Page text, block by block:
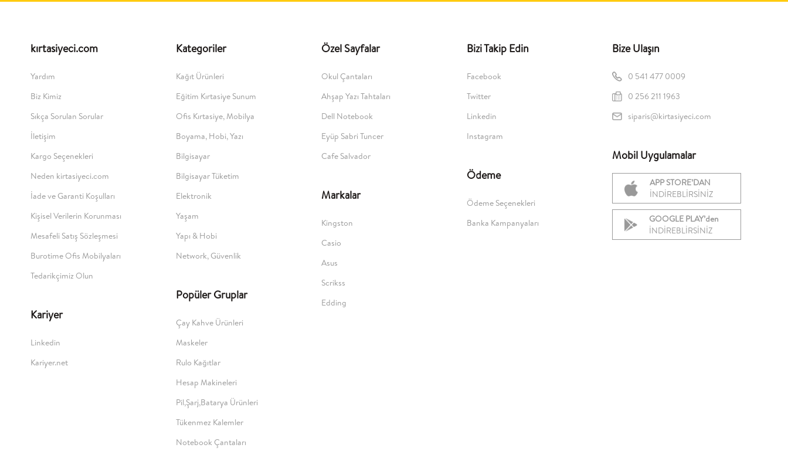
kırtasiyeci.com
Yardım
Biz Kimiz
Sıkça Sorulan Sorular
İletişim
Kargo Seçenekleri
Neden kirtasiyeci.com
İade ve Garanti Koşulları
Kişisel Verilerin Korunması
Mesafeli Satış Sözleşmesi
Burotime Ofis Mobilyaları
Tedarikçimiz Olun
Kariyer
Linkedin
Kariyer.net
Kategoriler
Kağıt Ürünleri
Eğitim Kırtasiye Sunum
Ofis Kırtasiye, Mobilya
Boyama, Hobi, Yazı
Bilgisayar
Bilgisayar Tüketim
Elektronik
Yaşam
Yapı & Hobi
Network, Güvenlik
Popüler Gruplar
Çay Kahve Ürünleri
Maskeler
Rulo Kağıtlar
Hesap Makineleri
Pil,Şarj,Batarya Ürünleri
Tükenmez Kalemler
Notebook Çantaları
Özel Sayfalar
Okul Çantaları
Ahşap Yazı Tahtaları
Dell Notebook
Eyüp Sabri Tuncer
Cafe Salvador
Markalar
Kingston
Casio
Asus
Scrikss
Edding
Bizi Takip Edin
Facebook
Twitter
Linkedin
Instagram
Ödeme
Ödeme Seçenekleri
Banka Kampanyaları
Bize Ulaşın
0 541 477 0009
0 256 211 1963
siparis@kirtasiyeci.com
Mobil Uygulamalar
APP STORE’DAN
İNDİREBLİRSİNİZ
GOOGLE PLAY’den
İNDİREBLİRSİNİZ